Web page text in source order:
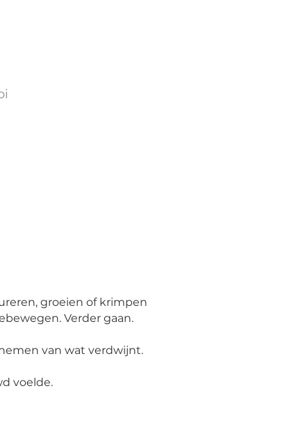
groeien of krimpen
Verder gaan.
van wat verdwijnt.
voelde.